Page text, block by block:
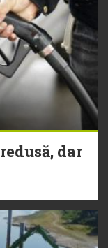
dar